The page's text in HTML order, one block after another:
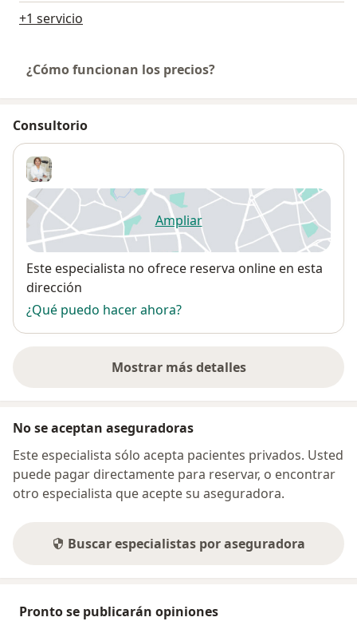
+1 servicio
¿Cómo funcionan los precios?
Consultorio
Ampliarse abre en una nueva
Disponibilidad
Este especialista no ofrece reserva online en esta
dirección
¿Qué puedo hacer ahora?
Mostrar más detalles
sobre la dirección
No se aceptan aseguradoras
Este especialista sólo acepta pacientes privados. Usted
puede pagar directamente para reservar, o encontrar
otro especialista que acepte su aseguradora.
Buscar especialistas por aseguradora
Pronto se publicarán opiniones